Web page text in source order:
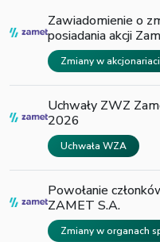
Zawiadomienie o
posiadania akcji
Zmiany w
Uchwały ZWZ
2026
Uchwała WZA
Powołanie
ZAMET S.A.
Zmiany w organach